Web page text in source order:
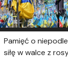
Pamięć o
siłę w walce z